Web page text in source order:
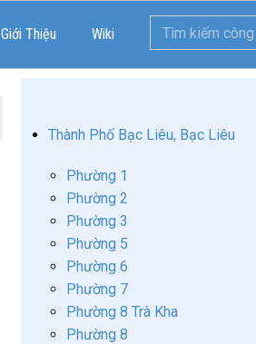
Giới Thiệu Wiki
Thành Phố Bạc Liêu, Bạc Liêu
Phường 1
Phường 2
Phường 3
Phường 5
Phường 6
Phường 7
Phường 8 Trà Kha
Phường 8